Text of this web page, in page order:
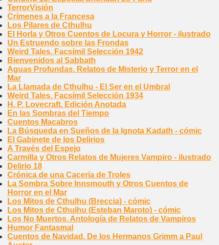
TerrorVisión
Crímenes a la Francesa
Los Pilares de Cthulhu
El Horla y Otros Cuentos de Locura y Horror - ilustrado
Un Estruendo sobre las Frondas
Weird Tales. Facsímil Selección 1942
Bienvenidos al Sabbath
Aguas Profundas. Relatos de Misterio y Terror en el
Mar
La Llamada de Cthulhu - El Ser en el Umbral
Weird Tales. Facsímil Selección 1934
H. P. Lovecraft. Edición Anotada
En las Sombras del Tiempo
Cuentos Macabros
La Búsqueda en Sueños de la Ignota Kadath - cómic
El Gabinete de los Delirios
A Través del Espejo
Carmilla y Otros Relatos de Mujeres Vampiro - ilustrado
Delirio 18
Crónica de una Cacería de Troles
La Sombra Sobre Innsmouth y Otros Cuentos de
Horror en el Mar
Los Mitos de Cthulhu (Breccia) - cómic
Los Mitos de Cthulhu (Esteban Maroto) - cómic
Los No Muertos. Antología de Relatos de Vampiros
Humor Fantasmal
Cuentos de Navidad. De los Hermanos Grimm a Paul